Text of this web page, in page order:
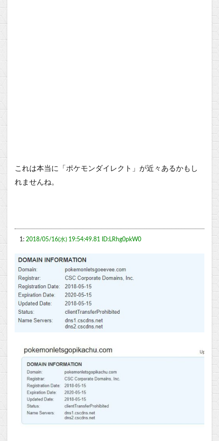
これは本当に「ポケモンダイレクト」が近々あるかもし
れませんね。
1: 2018/05/16(水) 19:54:49.81 ID:LRhg0pkW0